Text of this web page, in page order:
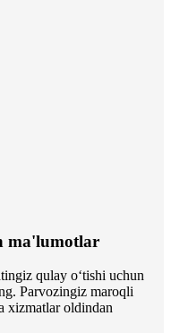
ma'lumotlar
qulay o‘tishi uchun
Parvozingiz maroqli
xizmatlar oldindan